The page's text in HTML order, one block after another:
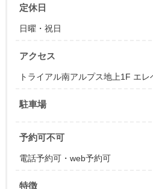
定休日
日曜・祝日
アクセス
トライアル南アルプス地上1F エレ
駐車場
予約可不可
電話予約可・web予約可
特徴